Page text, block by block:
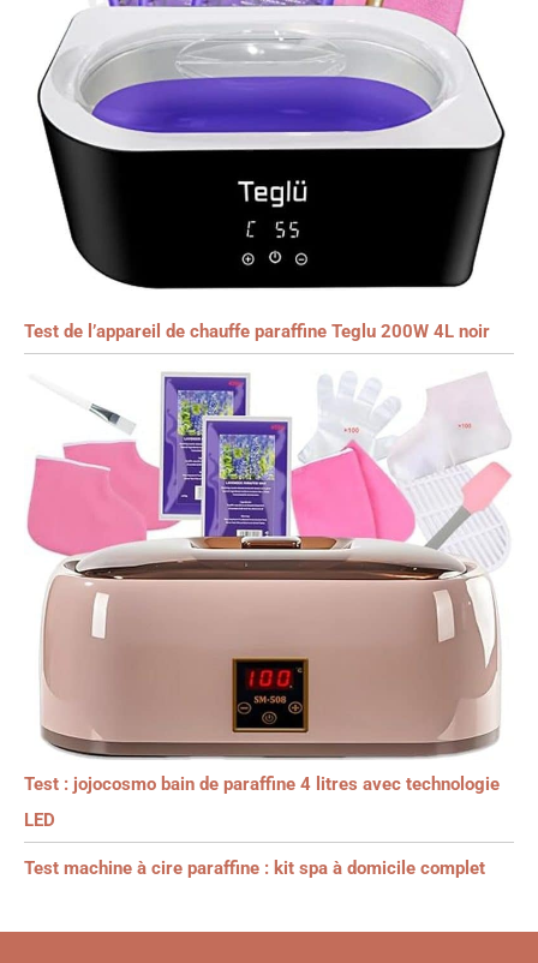
Test de l’appareil de chauffe paraffine Teglu 200W 4L noir
Test : jojocosmo bain de paraffine 4 litres avec technologie
LED
Test machine à cire paraffine : kit spa à domicile complet